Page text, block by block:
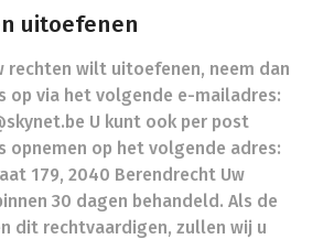
uitoefenen
rechten wilt uitoefenen, neem dan
op via het volgende e-mailadres:
U kunt ook per post
opnemen op het volgende adres:
179, 2040 Berendrecht Uw
30 dagen behandeld. Als de
dit rechtvaardigen, zullen wij u